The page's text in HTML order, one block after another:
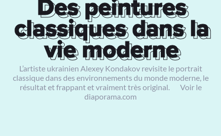
classiques dans la
vie moderne
Des peintures
classiques dans la
vie moderne
L’artiste ukrainien Alexey Kondakov revisite le portrait
classique dans des environnements du monde moderne, le
résultat et frappant et vraiment très original. Voir le
diaporama.com